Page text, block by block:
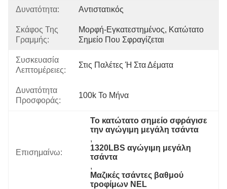
Δυνατότητα: Αντιστατικός
Σκάφος Της
Γραμμής:
Μορφή-Εγκατεστημένος, Κατώτατο
Σημείο Που Σφραγίζεται
Συσκευασία
Λεπτομέρειες:
Στις Παλέτες Ή Στα Δέματα
Δυνατότητα
Προσφοράς:
100k Το Μήνα
Επισημαίνω:
Το κατώτατο σημείο σφράγισε
την αγώγιμη μεγάλη τσάντα
,
1320LBS αγώγιμη μεγάλη
τσάντα
,
Μαζικές τσάντες βαθμού
τροφίμων NEL